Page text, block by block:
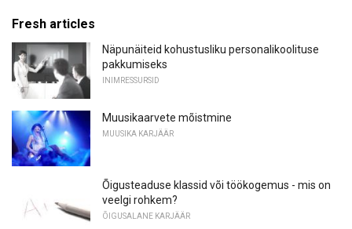
Fresh articles
Näpunäiteid kohustusliku personalikoolituse
pakkumiseks
INIMRESSURSID
Muusikaarvete mõistmine
MUUSIKA KARJÄÄR
Õigusteaduse klassid või töökogemus - mis on
veelgi rohkem?
ÕIGUSALANE KARJÄÄR